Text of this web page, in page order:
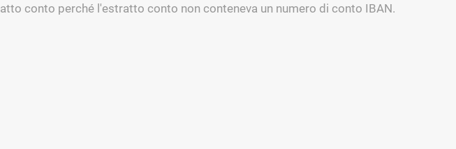
conto perché l'estratto conto non conteneva un numero di conto IBAN.